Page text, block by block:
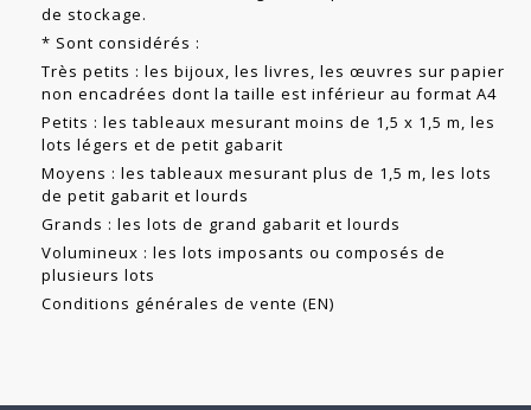
de stockage.
* Sont considérés :
Très petits : les bijoux, les livres, les œuvres sur papier
non encadrées dont la taille est inférieur au format A4
Petits : les tableaux mesurant moins de 1,5 x 1,5 m, les
lots légers et de petit gabarit
Moyens : les tableaux mesurant plus de 1,5 m, les lots
de petit gabarit et lourds
Grands : les lots de grand gabarit et lourds
Volumineux : les lots imposants ou composés de
plusieurs lots
Conditions générales de vente (EN)